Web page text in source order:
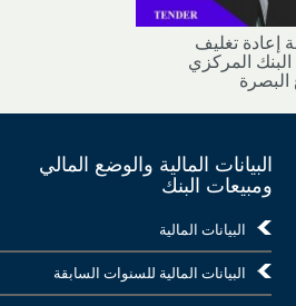
إعادة تغليف
البنك المركزي
البصرة
البيانات المالية والوضع المالي
ومبيعات البنك
البيانات المالية
البيانات المالية للسنوات السابقة